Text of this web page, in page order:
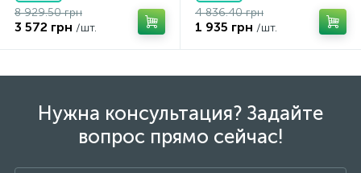
8 929.50 грн
3 572 грн /шт.
4 836.40 грн
1 935 грн /шт.
Нужна консультация? Задайте
вопрос прямо сейчас!